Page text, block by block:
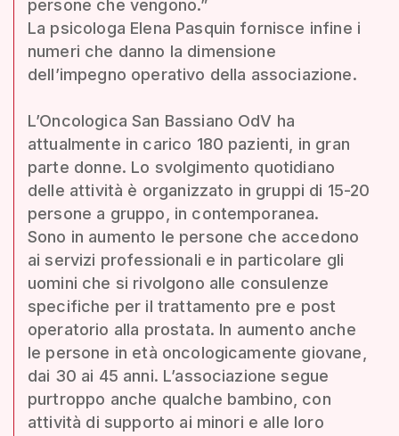
persone che vengono.”
La psicologa Elena Pasquin fornisce infine i
numeri che danno la dimensione
dell’impegno operativo della associazione.
L’Oncologica San Bassiano OdV ha
attualmente in carico 180 pazienti, in gran
parte donne. Lo svolgimento quotidiano
delle attività è organizzato in gruppi di 15-20
persone a gruppo, in contemporanea.
Sono in aumento le persone che accedono
ai servizi professionali e in particolare gli
uomini che si rivolgono alle consulenze
specifiche per il trattamento pre e post
operatorio alla prostata. In aumento anche
le persone in età oncologicamente giovane,
dai 30 ai 45 anni. L’associazione segue
purtroppo anche qualche bambino, con
attività di supporto ai minori e alle loro